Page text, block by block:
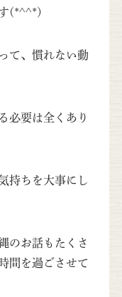
(*^^*)
て、慣れない動
必要は全くあり
持ちを大事にし
のお話もたくさ
間を過ごさせて